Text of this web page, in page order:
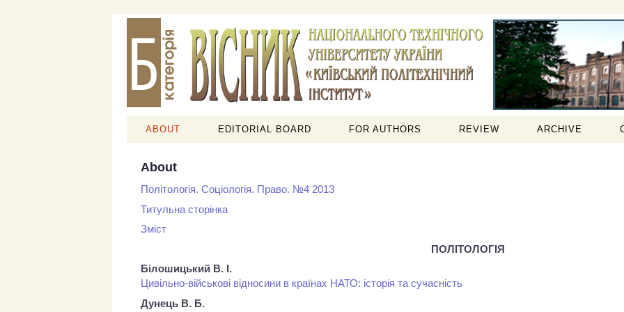
ABOUT EDITORIAL BOARD FOR AUTHORS REVIEW ARCHIVE
About
Політологія. Соціологія. Право. №4 2013
Титульна сторінка
Зміст
ПОЛІТОЛОГІЯ
Білошицький В. І.
Цивільно-військові відносини в країнах НАТО: історія та сучасність
Дунець В. Б.